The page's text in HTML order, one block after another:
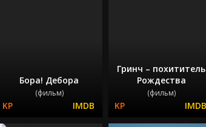
Бора! Дебора
(фильм)
Гринч – похититель
Рождества
(фильм)